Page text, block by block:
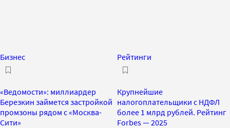
Бизнес
«Ведомости»: миллиардер
Березкин займется застройкой
промзоны рядом с «Москва-
Сити»
Рейтинги
Крупнейшие
налогоплательщики с НДФЛ
более 1 млрд рублей. Рейтинг
Forbes — 2025